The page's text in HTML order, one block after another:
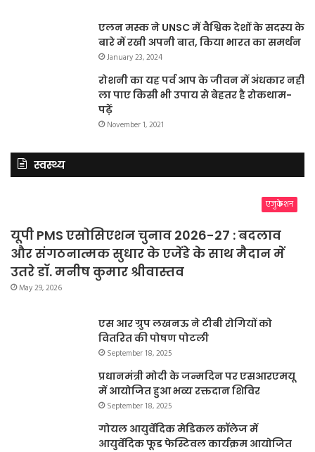
एलन मस्क ने UNSC में वैश्विक देशों के सदस्य के
बारे में रखी अपनी बात, किया भारत का समर्थन
January 23, 2024
रोशनी का यह पर्व आप के जीवन में अंधकार नहीं
ला पाए किसी भी उपाय से बेहतर है रोकथाम-
पढ़ें
November 1, 2021
स्वस्थ्य
एजुकेशन
यूपी PMS एसोसिएशन चुनाव 2026-27 : बदलाव
और संगठनात्मक सुधार के एजेंडे के साथ मैदान में
उतरे डॉ. मनीष कुमार श्रीवास्तव
May 29, 2026
एस आर ग्रुप लखनऊ ने टीबी रोगियों को
वितरित की पोषण पोटली
September 18, 2025
प्रधानमंत्री मोदी के जन्मदिन पर एसआरएमयू
में आयोजित हुआ भव्य रक्तदान शिविर
September 18, 2025
गोयल आयुर्वेदिक मेडिकल कॉलेज में
आयुर्वेदिक फूड फेस्टिवल कार्यक्रम आयोजित